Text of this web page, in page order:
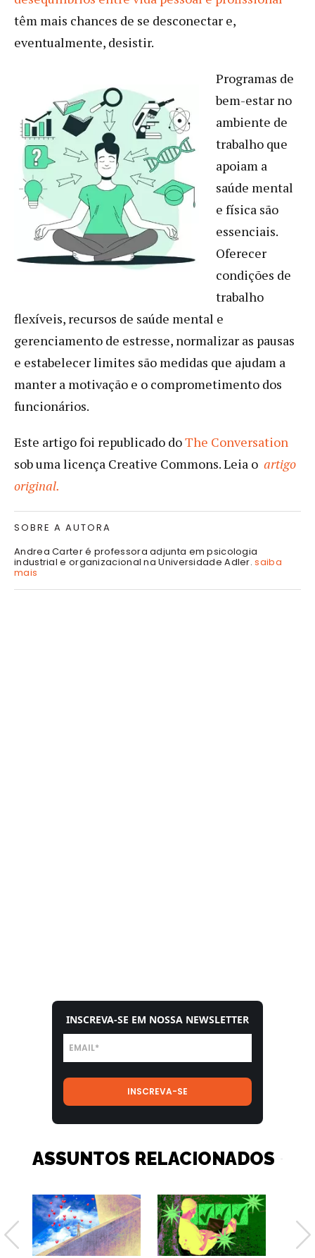
têm mais chances de se desconectar e,
eventualmente, desistir.
Programas de
bem-estar no
ambiente de
trabalho que
apoiam a
saúde mental
e física são
essenciais.
Oferecer
condições de
trabalho
flexíveis, recursos de saúde mental e
gerenciamento de estresse, normalizar as pausas
e estabelecer limites são medidas que ajudam a
manter a motivação e o comprometimento dos
funcionários.
Este artigo foi republicado doThe Conversation
sob uma licença Creative Commons. Leia o artigo
original.
SOBRE A AUTORA
Andrea Carter é professora adjunta em psicologia
industrial e organizacional na Universidade Adler.saiba
mais
INSCREVA-SE EM NOSSA NEWSLETTER
ASSUNTOS RELACIONADOS